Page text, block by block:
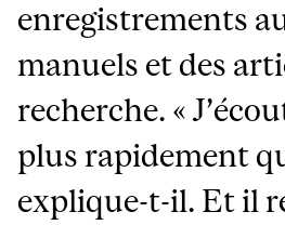
enregistrements
manuels et des
recherche. «
plus rapidement
explique-t-il. Et il